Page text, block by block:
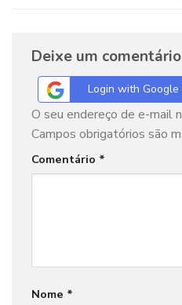
Deixe um comentário
Login with Google
O seu endereço de e-mail
Campos obrigatórios são
Comentário *
Nome *